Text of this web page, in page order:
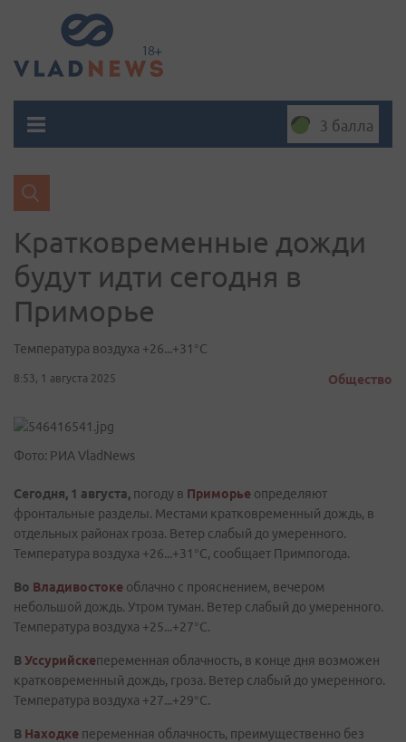
3 балла
Кратковременные дожди
будут идти сегодня в
Приморье
Температура воздуха +26...+31°C
8:53, 1 августа 2025 Общество
Фото: РИА VladNews
Сегодня, 1 августа, погоду в Приморье определяют
фронтальные разделы. Местами кратковременный дождь, в
отдельных районах гроза. Ветер слабый до умеренного.
Температура воздуха +26...+31°C, сообщает Примпогода.
Во Владивостоке облачно с прояснением, вечером
небольшой дождь. Утром туман. Ветер слабый до умеренного.
Температура воздуха +25...+27°C.
ВУссурийскепеременная облачность, в конце дня возможен
кратковременный дождь, гроза. Ветер слабый до умеренного.
Температура воздуха +27...+29°C.
В Находке переменная облачность, преимущественно без